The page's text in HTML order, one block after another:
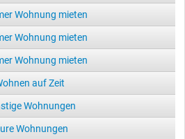
Wohnung mieten
Wohnung mieten
Wohnung mieten
auf Zeit
Wohnungen
Wohnungen